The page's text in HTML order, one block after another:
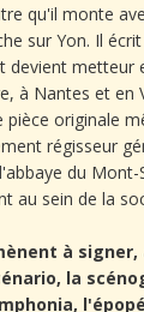
qu'il monte
sur Yon. Il
devient metteur
à Nantes et en
pièce originale
régisseur
du Mont-
au sein de la
à signer,
la